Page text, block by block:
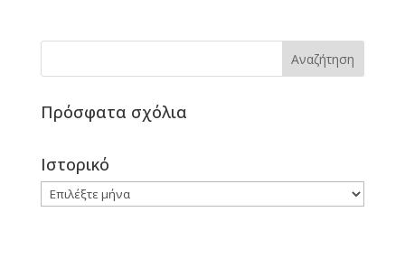
Πρόσφατα σχόλια
Ιστορικό
Ιστορικό